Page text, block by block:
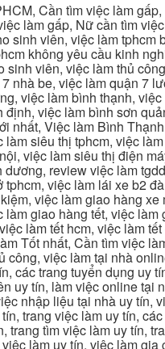
Cần tìm việc làm
làm gấp, Nữ cần tìm
sinh viên, việc làm
không yêu cầu kinh
viên, việc làm thủ
nhà be, việc làm quận 7
việc làm bình thạnh,
việc làm bình sơn
nhất, Việc làm Bình
siêu thị tphcm, việc
việc làm siêu thị điện
review việc làm
việc làm lái xe b2
việc làm giao hàng
giao hàng tết, việc
làm tết hcm, việc làm
Tốt nhất, Cần tìm việc
việc làm tại nhà
các trang tuyển dụng uy
uy tín, làm việc online
nhập liệu tại nhà uy tín,
trang việc làm uy tín,
tìm việc làm uy tín,
làm uy tín, việc làm